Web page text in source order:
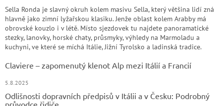
Sella Ronda je slavný okruh kolem masivu Sella, který většina lidí zná
hlavně jako zimní lyžařskou klasiku. Jenže oblast kolem Arabby má
obrovské kouzlo i v létě. Místo sjezdovek tu najdete panoramatické
stezky, lanovky, horské chaty, průsmyky, výhledy na Marmoladu a
kuchyni, ve které se míchá Itálie, Jižní Tyrolsko a ladinská tradice.
Claviere – zapomenutý klenot Alp mezi Itálií a Francií
5.8.2025
Odlišnosti dopravních předpisů v Itálii a v Česku: Podrobný